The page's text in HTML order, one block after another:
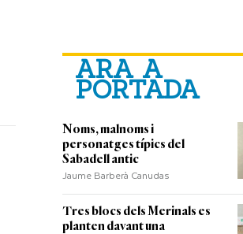
ARA A
PORTADA
Noms, malnoms i
personatges típics del
Sabadell antic
Jaume Barberà Canudas
Tres blocs dels Merinals es
planten davant una